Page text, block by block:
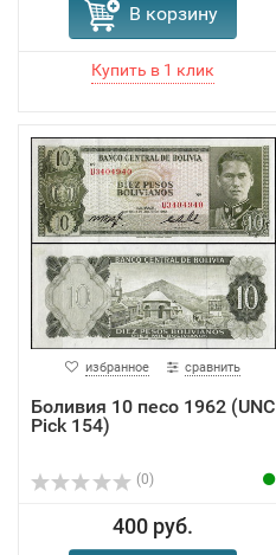
В корзину
избранное сравнить
Боливия 10 песо 1962 (UNC
Pick 154)
(0)
400 руб.